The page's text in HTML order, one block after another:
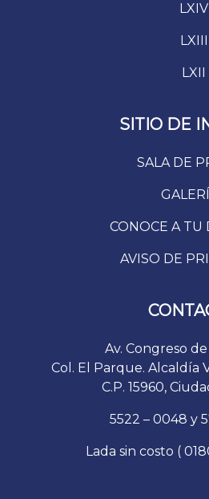
LXIV
LXIII
LXII
SITIO DE
SALA DE
CONOCE A TU
AVISO DE
Av. Congreso
Col. El Parque. Alcaldía
C.P. 15960,
5522 – 0048 y
Lada sin costo (